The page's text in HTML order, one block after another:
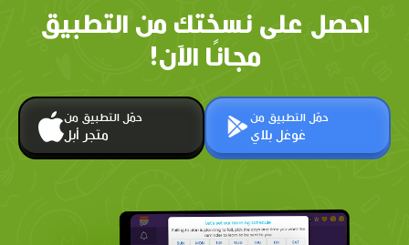
احصل على نسختك من التطبيق
مجانًا الآن!
حمّل التطبيق من
متجر أبل
حمّل التطبيق من
غوغل بلاي